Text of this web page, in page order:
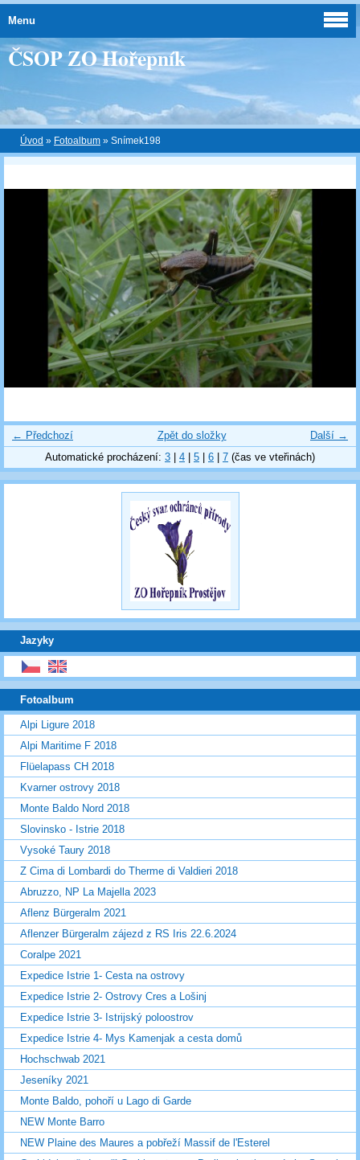
ČSOP ZO Hořepník
Úvod » Fotoalbum » Snímek198
← Předchozí Další →
Zpět do složky
Automatické procházení: 3 | 4 | 5 | 6 | 7 (čas ve vteřinách)
Jazyky
Menu
Fotoalbum
Alpi Ligure 2018
Alpi Maritime F 2018
Flüelapass CH 2018
Kvarner ostrovy 2018
Monte Baldo Nord 2018
Slovinsko - Istrie 2018
Vysoké Taury 2018
Z Cima di Lombardi do Therme di Valdieri 2018
Abruzzo, NP La Majella 2023
Aflenz Bürgeralm 2021
Aflenzer Bürgeralm zájezd z RS Iris 22.6.2024
Coralpe 2021
Expedice Istrie 1- Cesta na ostrovy
Expedice Istrie 2- Ostrovy Cres a Lošinj
Expedice Istrie 3- Istrijský poloostrov
Expedice Istrie 4- Mys Kamenjak a cesta domů
Hochschwab 2021
Jeseníky 2021
Monte Baldo, pohoří u Lago di Garde
NEW Monte Barro
NEW Plaine des Maures a pobřeží Massif de l'Esterel